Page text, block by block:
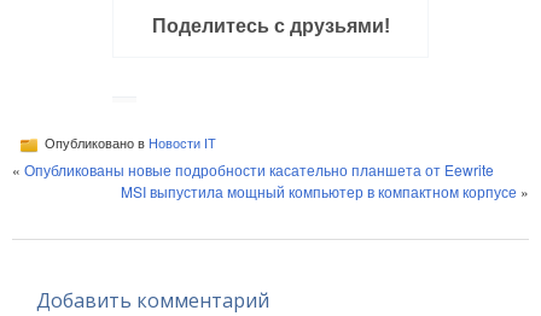
Поделитесь с друзьями!
Опубликовано в Новости IT
« Опубликованы новые подробности касательно планшета от Eewrite
MSI выпустила мощный компьютер в компактном корпусе »
Добавить комментарий